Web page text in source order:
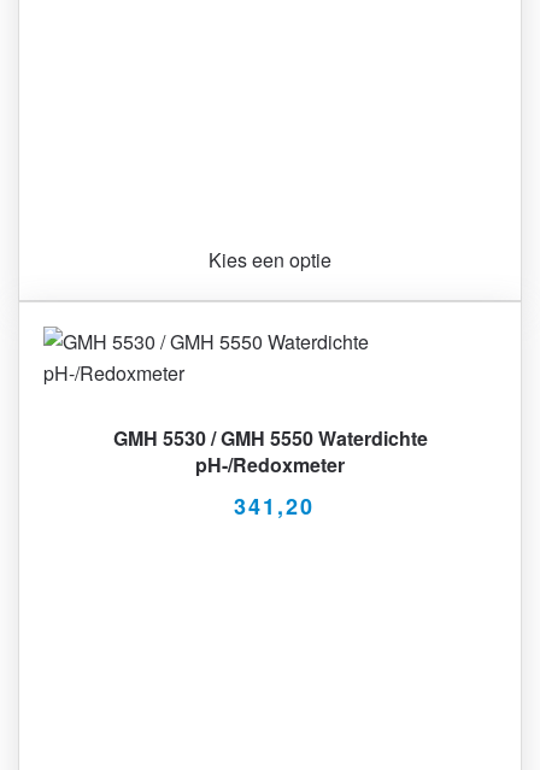
Kies een optie
GMH 5530 / GMH 5550 Waterdichte
pH-/Redoxmeter
341,20